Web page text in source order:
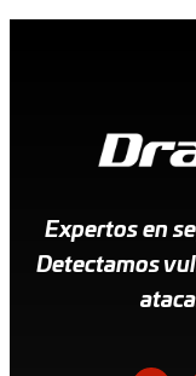
Expertos en
Detectamos